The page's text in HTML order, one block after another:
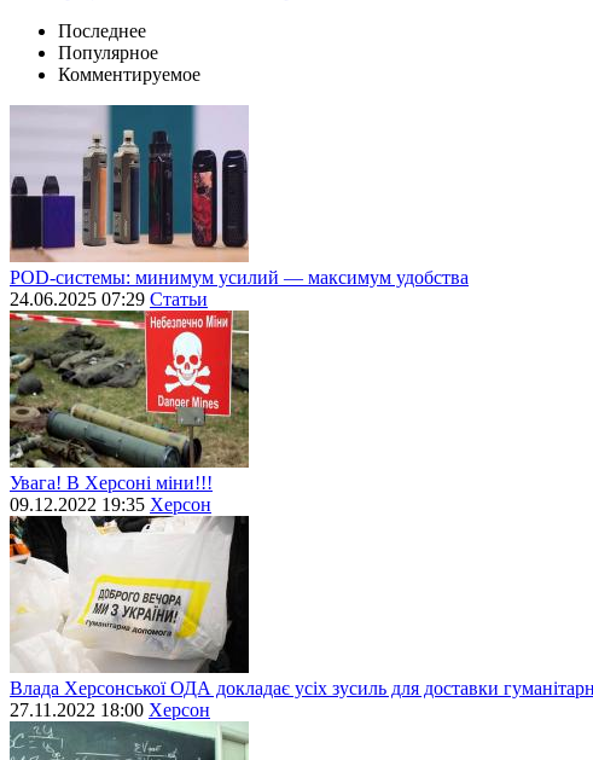
Последнее
Популярное
Комментируемое
POD-системы: минимум усилий — максимум удобства
24.06.2025 07:29 Статьи
Увага! В Херсоні міни!!!
09.12.2022 19:35 Херсон
Влада Херсонської ОДА докладає усіх зусиль для доставки
27.11.2022 18:00 Херсон